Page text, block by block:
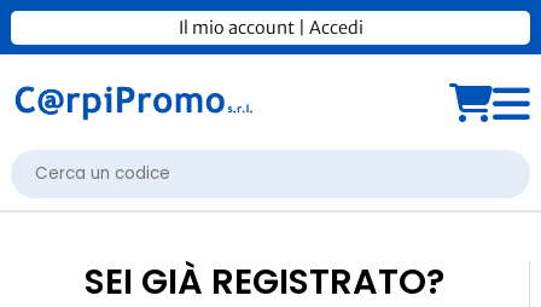
Il mio account| Accedi
SEI GIÀ REGISTRATO?